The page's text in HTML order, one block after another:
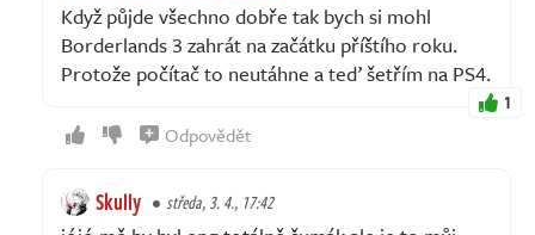
Když půjde všechno dobře tak bych si mohl
Borderlands 3 zahrát na začátku příštího roku.
Protože počítač to neutáhne a teď šetřím na PS4.
1
Odpovědět
Skully středa, 3. 4., 17:42